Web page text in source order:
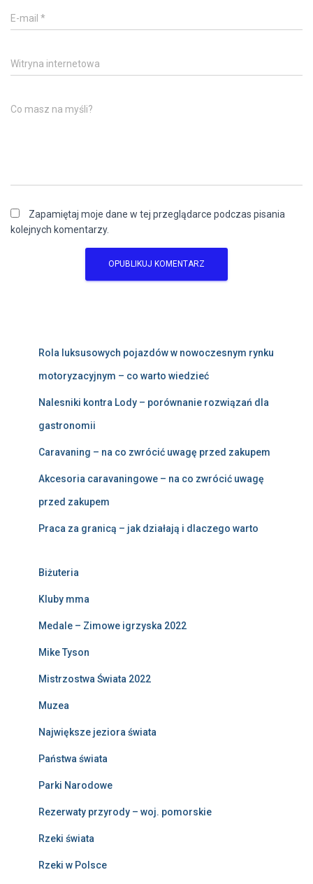
E-mail *
Witryna internetowa
Co masz na myśli?
Zapamiętaj moje dane w tej przeglądarce podczas pisania
kolejnych komentarzy.
Rola luksusowych pojazdów w nowoczesnym rynku
motoryzacyjnym – co warto wiedzieć
Nalesniki kontra Lody – porównanie rozwiązań dla
gastronomii
Caravaning – na co zwrócić uwagę przed zakupem
Akcesoria caravaningowe – na co zwrócić uwagę
przed zakupem
Praca za granicą – jak działają i dlaczego warto
Biżuteria
Kluby mma
Medale – Zimowe igrzyska 2022
Mike Tyson
Mistrzostwa Świata 2022
Muzea
Największe jeziora świata
Państwa świata
Parki Narodowe
Rezerwaty przyrody – woj. pomorskie
Rzeki świata
Rzeki w Polsce